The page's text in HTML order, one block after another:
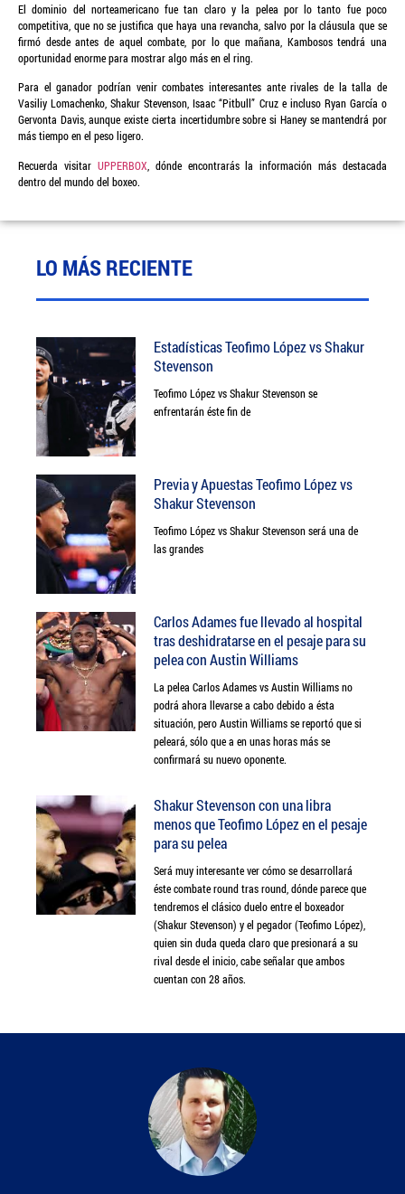
El dominio del norteamericano fue tan claro y la pelea por lo tanto fue poco
competitiva, que no se justifica que haya una revancha, salvo por la cláusula que se
firmó desde antes de aquel combate, por lo que mañana, Kambosos tendrá una
oportunidad enorme para mostrar algo más en el ring.
Para el ganador podrían venir combates interesantes ante rivales de la talla de
Vasiliy Lomachenko, Shakur Stevenson, Isaac “Pitbull” Cruz e incluso Ryan García o
Gervonta Davis, aunque existe cierta incertidumbre sobre si Haney se mantendrá por
más tiempo en el peso ligero.
Recuerda visitar UPPERBOX , dónde encontrarás la información más destacada
dentro del mundo del boxeo.
LO MÁS RECIENTE
Estadísticas Teofimo López vs Shakur
Stevenson
Teofimo López vs Shakur Stevenson se
enfrentarán éste fin de
Previa y Apuestas Teofimo López vs
Shakur Stevenson
Teofimo López vs Shakur Stevenson será una de
las grandes
Carlos Adames fue llevado al hospital
tras deshidratarse en el pesaje para su
pelea con Austin Williams
La pelea Carlos Adames vs Austin Williams no
podrá ahora llevarse a cabo debido a ésta
situación, pero Austin Williams se reportó que si
peleará, sólo que a en unas horas más se
confirmará su nuevo oponente.
Shakur Stevenson con una libra
menos que Teofimo López en el pesaje
para su pelea
Será muy interesante ver cómo se desarrollará
éste combate round tras round, dónde parece que
tendremos el clásico duelo entre el boxeador
(Shakur Stevenson) y el pegador (Teofimo López),
quien sin duda queda claro que presionará a su
rival desde el inicio, cabe señalar que ambos
cuentan con 28 años.